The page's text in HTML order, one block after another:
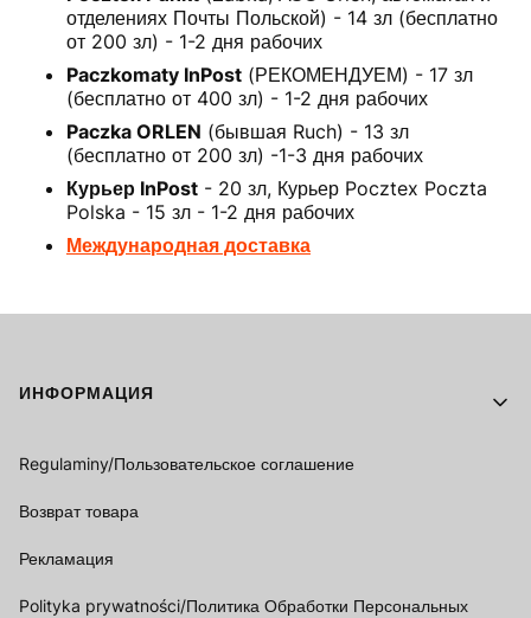
отделениях Почты Польской) - 14 зл (бесплатно
от 200 зл) - 1-2 дня рабочих
Paczkomaty InPost (РЕКОМЕНДУЕМ) - 17 зл
(бесплатно от 400 зл) - 1-2 дня рабочих
Paczka ORLEN (бывшая Ruch) - 13 зл
(бесплатно от 200 зл) -1-3 дня рабочих
Курьер InPost - 20 зл, Курьер Pocztex Poczta
Polska - 15 зл - 1-2 дня рабочих
Международная доставка
Footer menu
ИНФОРМАЦИЯ
Regulaminy/Пользовательское соглашение
Возврат товара
Рекламация
Polityka prywatności/Политика Обработки Персональных